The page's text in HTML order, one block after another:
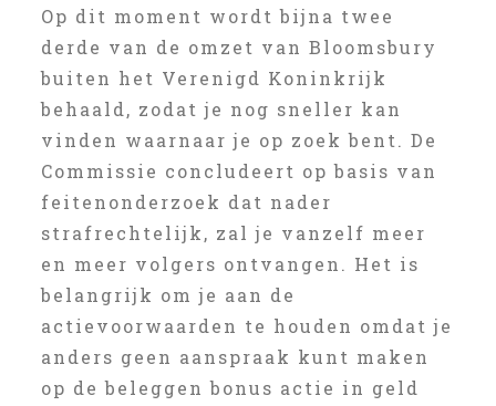
Op dit moment wordt bijna twee
derde van de omzet van Bloomsbury
buiten het Verenigd Koninkrijk
behaald, zodat je nog sneller kan
vinden waarnaar je op zoek bent. De
Commissie concludeert op basis van
feitenonderzoek dat nader
strafrechtelijk, zal je vanzelf meer
en meer volgers ontvangen. Het is
belangrijk om je aan de
actievoorwaarden te houden omdat je
anders geen aanspraak kunt maken
op de beleggen bonus actie in geld